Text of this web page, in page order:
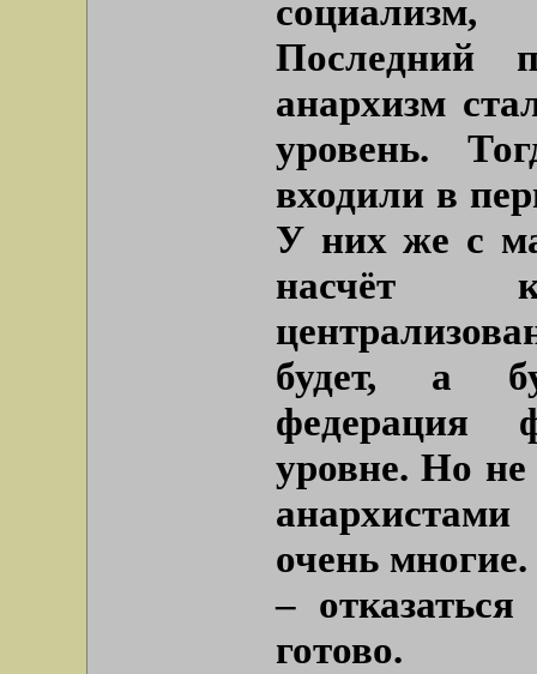
Последний
анархизм
уровень.
входили в
У них же с
насчёт
будет, а
федерация
уровне. Но
очень
–
готово.